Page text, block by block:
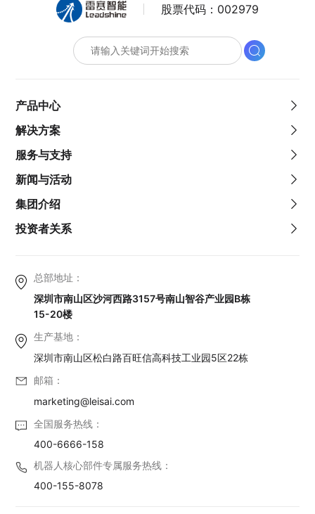
股票代码： 002979
总部地址：
深圳市南山区沙河西路3157号南山智谷产业园B栋
15-20楼
生产基地：
深圳市南山区松白路百旺信高科技工业园5区22栋
邮箱：
marketing@leisai.com
全国服务热线：
400-6666-158
机器人核心部件专属服务热线：
400-155-8078
产品中心
解决方案
服务与支持
新闻与活动
集团介绍
投资者关系